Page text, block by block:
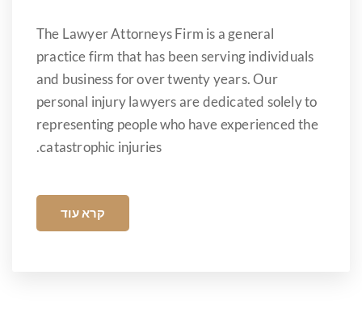
The Lawyer Attorneys Firm is a general
practice firm that has been serving individuals
and business for over twenty years.Our
personal injury lawyers are dedicated solely to
representing people who have experienced the
catastrophic injuries
.
קרא עוד